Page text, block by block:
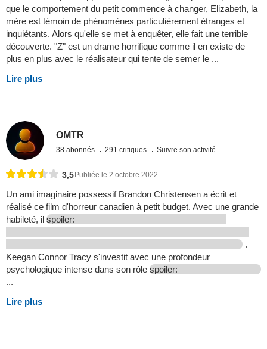
que le comportement du petit commence à changer, Elizabeth, la
mère est témoin de phénomènes particulièrement étranges et
inquiétants. Alors qu'elle se met à enquêter, elle fait une terrible
découverte. "Z" est un drame horrifique comme il en existe de
plus en plus avec le réalisateur qui tente de semer le ...
Lire plus
OMTR
38 abonnés 291 critiques Suivre son activité
3,5Publiée le 2 octobre 2022
Un ami imaginaire possessif Brandon Christensen a écrit et
réalisé ce film d'horreur canadien à petit budget. Avec une grande
habileté, il spoiler:
.
Keegan Connor Tracy s'investit avec une profondeur
psychologique intense dans son rôle spoiler:
...
Lire plus